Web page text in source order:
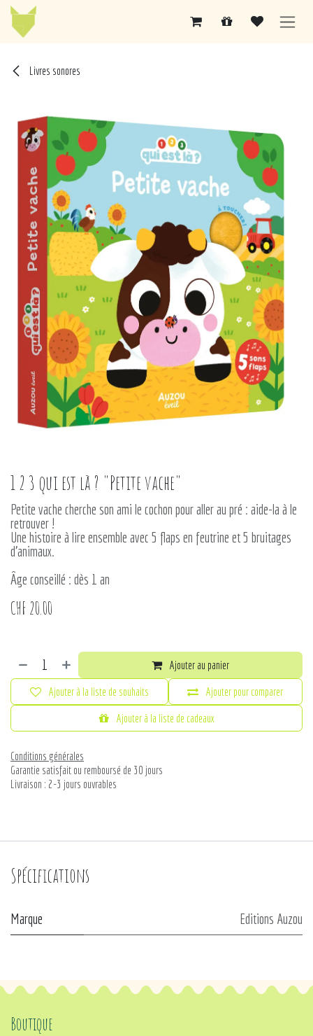
Se rendre au contenu
Livres sonores
1 2 3 qui est là ? "Petite vache"
Petite vache cherche son ami le cochon pour aller au pré : aide-la à le
retrouver !
Une histoire à lire ensemble avec 5 flaps en feutrine et 5 bruitages
d'animaux.
Âge conseillé : dès 1 an
CHF 20.00
Ajouter au panier
Ajouter pour comparer
Ajouter à la liste de cadeaux
Ajouter à la liste de souhaits
Conditions générales
Garantie satisfait ou remboursé de 30 jours
Livraison : 2-3 jours ouvrables
Spécifications
Marque Editions Auzou
Boutique